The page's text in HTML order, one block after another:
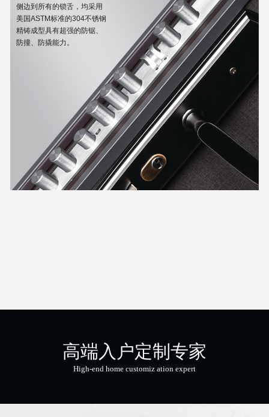
侧边到所有的锁舌，均采用
美国ASTM标准的304不锈钢
精铸成型具有超强的防锯、
防撞、防撬能力。
高端入户定制专家
High-end home customiz ation expert